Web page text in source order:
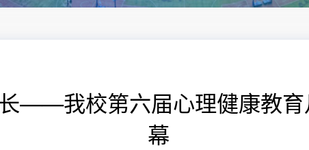
——我校第六届心理健康教育
幕